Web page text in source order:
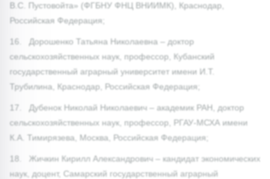
В.С. Пустовойта» (ФГБНУ ФНЦ ВНИИМК), Краснодар,
Российская Федерация;
16. Дорошенко Татьяна Николаевна – доктор
сельскохозяйственных наук, профессор, Кубанский
государственный аграрный университет имени И.Т.
Трубилина, Краснодар, Российская Федерация;
17. Дубенок Николай Николаевич – академик РАН, доктор
сельскохозяйственных наук, профессор, РГАУ-МСХА имени
К.А. Тимирязева, Москва, Российская Федерация;
18. Жичкин Кирилл Александрович – кандидат экономических
наук, доцент, Самарский государственный аграрный